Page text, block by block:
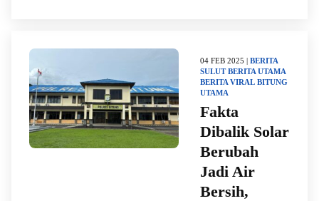
04 FEB 2025 | BERITA
SULUT BERITA UTAMA
BERITA VIRAL BITUNG
UTAMA
Fakta
Dibalik Solar
Berubah
Jadi Air
Bersih,